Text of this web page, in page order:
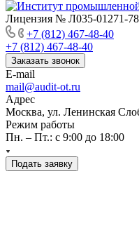
Лицензия № Л035-01271-78/
+7 (812) 467-48-40
+7 (812) 467-48-40
Заказать звонок
E-mail
mail@audit-ot.ru
Адрес
Москва, ул. Ленинская
Режим работы
Пн. – Пт.: с 9:00 до 18:00
Подать заявку